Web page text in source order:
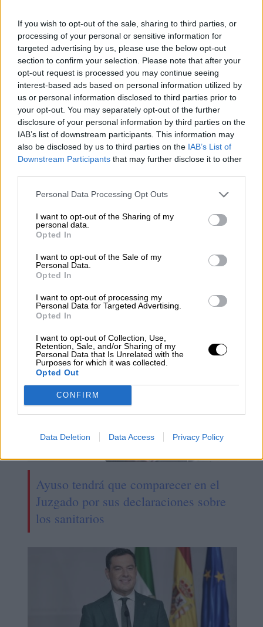
If you wish to opt-out of the sale, sharing to third parties, or
processing of your personal or sensitive information for
targeted advertising by us, please use the below opt-out
section to confirm your selection. Please note that after your
opt-out request is processed you may continue seeing
interest-based ads based on personal information utilized by
us or personal information disclosed to third parties prior to
your opt-out. You may separately opt-out of the further
disclosure of your personal information by third parties on the
IAB’s list of downstream participants. This information may
also be disclosed by us to third parties on the IAB’s List of
Downstream Participants that may further disclose it to other
Personal Data Processing Opt Outs
I want to opt-out of the Sharing of my
personal data.
Opted In
I want to opt-out of the Sale of my
Personal Data.
Opted In
I want to opt-out of processing my
Personal Data for Targeted Advertising.
Opted In
I want to opt-out of Collection, Use,
Retention, Sale, and/or Sharing of my
Personal Data that Is Unrelated with the
Purposes for which it was collected.
Opted Out
CONFIRM
Data Deletion Data Access Privacy Policy
A Ayuso también le persigue la
fiscalía europea por posible fraude
Feijóo evita la foto con Vox tras el
primer pacto con el partido de
ultraderecha
Ayuso tendrá que comparecer en el
Juzgado por sus declaraciones sobre
los sanitarios